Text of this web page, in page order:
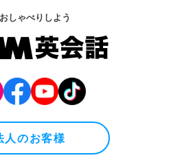
しゃべりしよう
人のお客様